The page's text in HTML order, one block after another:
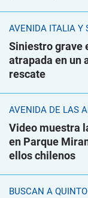
AVENIDA ITALIA Y
Siniestro grave
atrapada en un
rescate
AVENIDA DE LAS
Video muestra
en Parque
ellos chilenos
BUSCAN A